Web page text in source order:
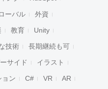
ーバル 外資
教育 Unity
技術 長期継続も可
サイド イラスト
ョン C# VR AR